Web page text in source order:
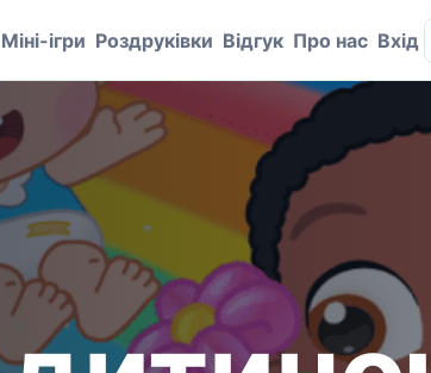
Міні-ігри Роздруківки Відгук Про нас Вхід